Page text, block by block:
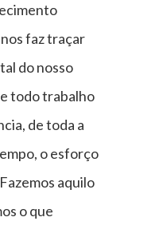
faz traçar
do nosso
todo trabalho
de toda a
o esforço
aquilo
o que